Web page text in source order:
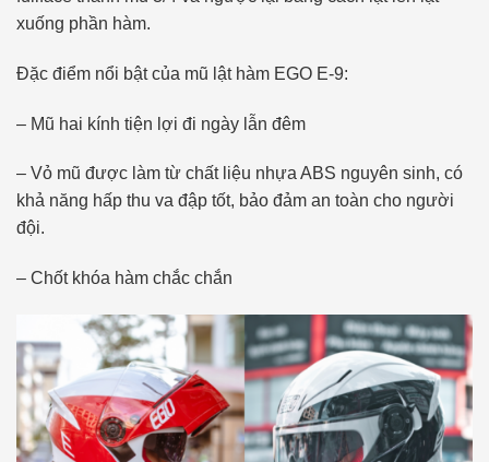
xuống phần hàm.
Đặc điểm nổi bật của mũ lật hàm EGO E-9:
– Mũ hai kính tiện lợi đi ngày lẫn đêm
– Vỏ mũ được làm từ chất liệu nhựa ABS nguyên sinh, có
khả năng hấp thu va đập tốt, bảo đảm an toàn cho người
đội.
– Chốt khóa hàm chắc chắn